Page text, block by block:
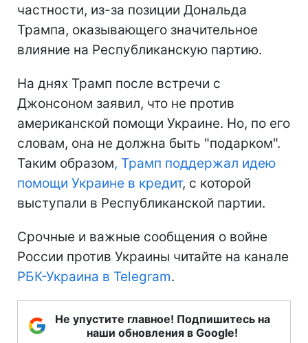
частности, из-за позиции Дональда
Трампа, оказывающего значительное
влияние на Республиканскую партию.
На днях Трамп после встречи с
Джонсоном заявил, что не против
американской помощи Украине. Но, по его
словам, она не должна быть "подарком".
Таким образом, Трамп поддержал идею
помощи Украине в кредит, с которой
выступали в Республиканской партии.
Срочные и важные сообщения о войне
России против Украины читайте на канале
РБК-Украина в Telegram.
Не упустите главное! Подпишитесь на
наши обновления в Google!